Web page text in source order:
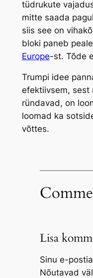
tüdrukute
mitte saada
siis see on
bloki paneb
Europe-st. Tõde
Trumpi idee
efektiivsem, sest
ründavad, on
loomad ka
võttes.
Lisa
Sinu e-
Nõutavad